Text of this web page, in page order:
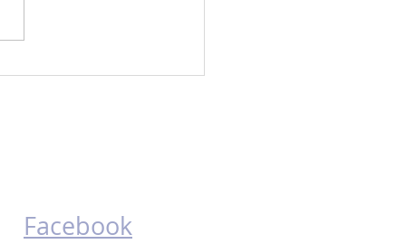
Facebook